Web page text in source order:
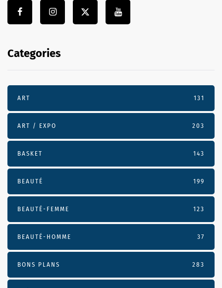
Categories
ART 131
ART / EXPO 203
BASKET 143
BEAUTÉ 199
BEAUTÉ-FEMME 123
BEAUTÉ-HOMME 37
BONS PLANS 283